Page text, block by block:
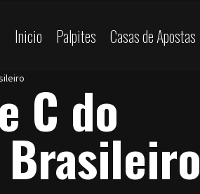
Inicio Palpites Casas de Apostas
C do
Brasileiro